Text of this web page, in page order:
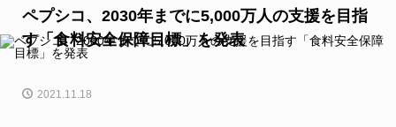
ペプシコ、2030年までに5,000万人の支援を目指
す「食料安全保障目標」を発表
2021.11.18